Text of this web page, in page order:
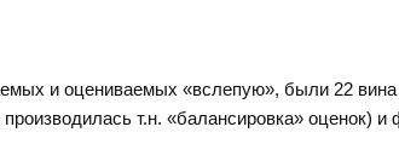
и оцениваемых «вслепую», были 22
т.н. «балансировка» оценок) и